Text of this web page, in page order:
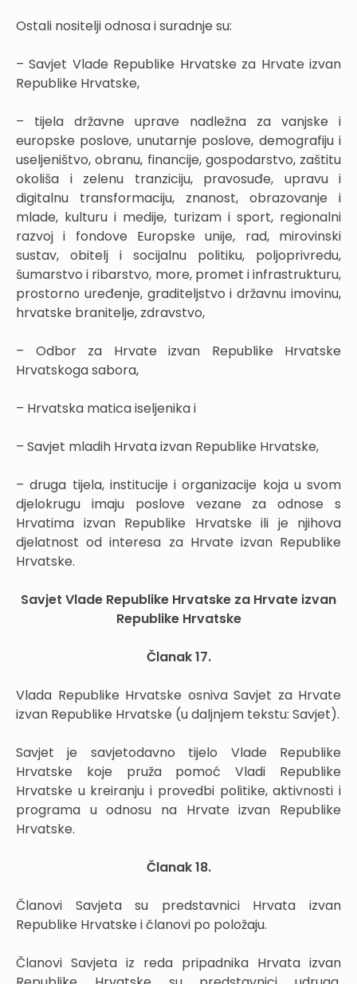
Ostali nositelji odnosa i suradnje su:
– Savjet Vlade Republike Hrvatske za Hrvate izvan
Republike Hrvatske,
– tijela državne uprave nadležna za vanjske i
europske poslove, unutarnje poslove, demografiju i
useljeništvo, obranu, financije, gospodarstvo, zaštitu
okoliša i zelenu tranziciju, pravosuđe, upravu i
digitalnu transformaciju, znanost, obrazovanje i
mlade, kulturu i medije, turizam i sport, regionalni
razvoj i fondove Europske unije, rad, mirovinski
sustav, obitelj i socijalnu politiku, poljoprivredu,
šumarstvo i ribarstvo, more, promet i infrastrukturu,
prostorno uređenje, graditeljstvo i državnu imovinu,
hrvatske branitelje, zdravstvo,
– Odbor za Hrvate izvan Republike Hrvatske
Hrvatskoga sabora,
– Hrvatska matica iseljenika i
– Savjet mladih Hrvata izvan Republike Hrvatske,
– druga tijela, institucije i organizacije koja u svom
djelokrugu imaju poslove vezane za odnose s
Hrvatima izvan Republike Hrvatske ili je njihova
djelatnost od interesa za Hrvate izvan Republike
Hrvatske.
Savjet Vlade Republike Hrvatske za Hrvate izvan
Republike Hrvatske
Članak 17.
Vlada Republike Hrvatske osniva Savjet za Hrvate
izvan Republike Hrvatske (u daljnjem tekstu: Savjet).
Savjet je savjetodavno tijelo Vlade Republike
Hrvatske koje pruža pomoć Vladi Republike
Hrvatske u kreiranju i provedbi politike, aktivnosti i
programa u odnosu na Hrvate izvan Republike
Hrvatske.
Članak 18.
Članovi Savjeta su predstavnici Hrvata izvan
Republike Hrvatske i članovi po položaju.
Članovi Savjeta iz reda pripadnika Hrvata izvan